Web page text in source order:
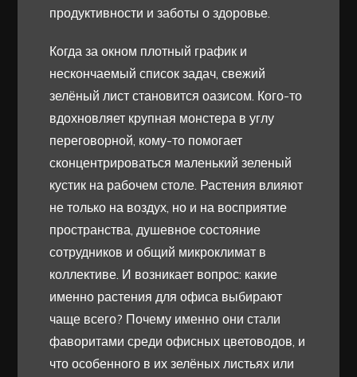
продуктивности и заботы о здоровье.
Когда за окном плотный график и
нескончаемый список задач, свежий
зелёный лист становится оазисом. Кого-то
вдохновляет крупная монстера в углу
переговорной, кому-то помогает
сконцентрироваться маленький зеленый
кустик на рабочем столе. Растения влияют
не только на воздух, но и на восприятие
пространства, душевное состояние
сотрудников и общий микроклимат в
коллективе. И возникает вопрос: какие
именно растения для офиса выбирают
чаще всего? Почему именно они стали
фаворитами среди офисных цветоводов, и
что особенного в их зелёных листьях или